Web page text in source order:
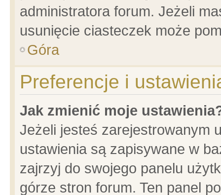
administratora forum. Jeżeli
usunięcie ciasteczek może
Góra
Preferencje i
Jak zmienić moje
Jeżeli jesteś zarejestrowanym
ustawienia są zapisywane w
zajrzyj do swojego panelu
górze stron forum. Ten panel